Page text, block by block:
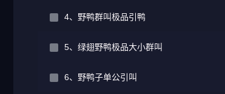
4、野鸭群叫极品引鸭
5、绿翅野鸭极品大小群叫
6、野鸭子单公引叫